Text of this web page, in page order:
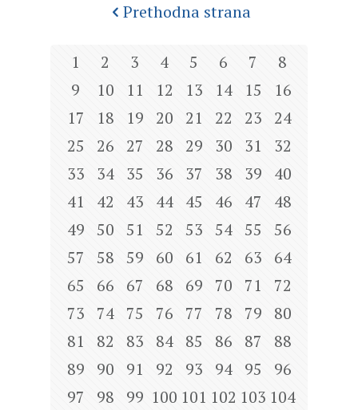
Prethodna strana
1 2 3 4 5 6 7
8
9
10 11 12 13 14 15
16
17
18 19 20 21 22 23
24
25
26 27 28 29 30 31
32
33
34 35 36 37 38 39
40
41
42 43 44 45 46 47
48
49
50 51 52 53 54 55
56
57
58 59 60 61 62 63
64
65
66 67 68 69 70 71
72
73
74 75 76 77 78 79
80
81
82 83 84 85 86 87
88
89
90 91 92 93 94 95
96
97
98 99 100 101 102 103 104